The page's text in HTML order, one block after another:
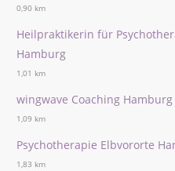
0,90 km
Heilpraktikerin für
Hamburg
1,01 km
wingwave Coaching Hamburg
1,09 km
Psychotherapie Elbvororte
1,83 km